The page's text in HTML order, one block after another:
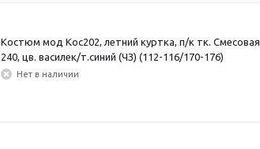
Костюм мод Кос202, летний куртка, п/к тк. Смесовая
240, цв. василек/т.синий (ЧЗ) (112-116/170-176)
Нет в наличии